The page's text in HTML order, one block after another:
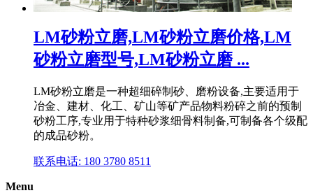
LM砂粉立磨,LM砂粉立磨价格,LM
砂粉立磨型号,LM砂粉立磨 ...
LM砂粉立磨是一种超细碎制砂、磨粉设备,主要适用于
冶金、建材、化工、矿山等矿产品物料粉碎之前的预制
砂粉工序,专业用于特种砂浆细骨料制备,可制备各个级配
的成品砂粉。
联系电话: 180 3780 8511
Menu